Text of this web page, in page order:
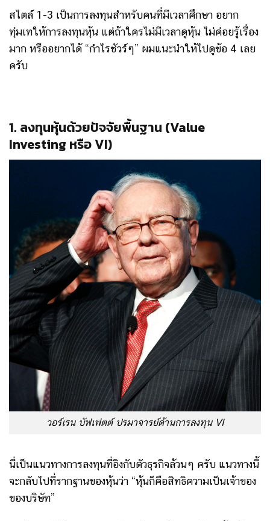
สไตล์ 1-3 เป็นการลงทุนสำหรับคนที่มีเวลาศึกษา อยาก
ทุ่มเทให้การลงทุนหุ้น แต่ถ้าใครไม่มีเวลาดูหุ้น ไม่ค่อยรู้เรื่อง
มาก หรืออยากได้ “กำไรชัวร์ๆ” ผมแนะนำให้ไปดูข้อ 4 เลย
ครับ
1. ลงทุนหุ้นด้วยปัจจัยพื้นฐาน (Value
Investing หรือ VI)
วอร์เรน บัฟเฟตต์ ปรมาจารย์ด้านการลงทุน VI
นี่เป็นแนวทางการลงทุนที่อิงกับตัวธุรกิจล้วนๆ ครับ แนวทางนี้
จะกลับไปที่รากฐานของหุ้นว่า “หุ้นก็คือสิทธิความเป็นเจ้าของ
ของบริษัท”